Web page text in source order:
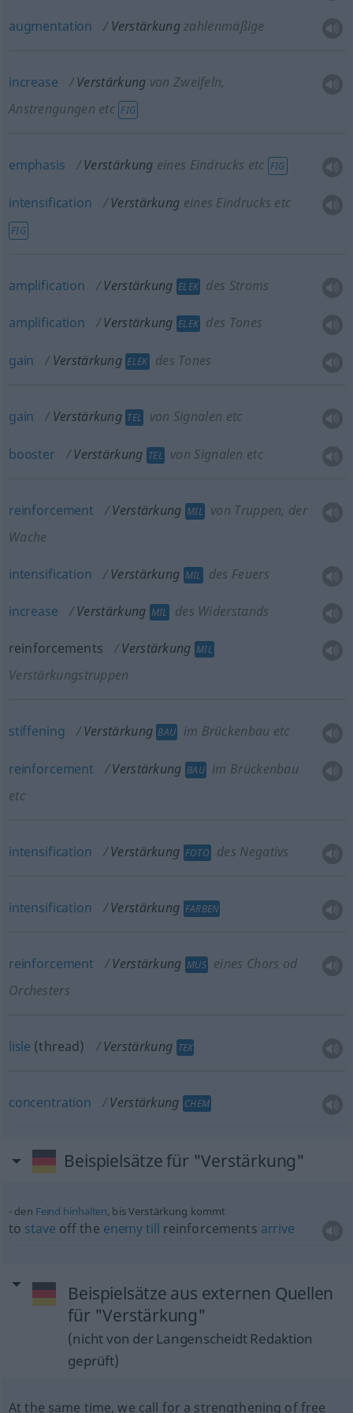
augmentation Verstärkungzahlenmäßige
increase Verstärkung von Zweifeln,
Anstrengungen etc FIG
emphasis Verstärkung eines Eindrucks etc FIG
intensification Verstärkung eines Eindrucks etc
FIG
amplification Verstärkung ELEK des Stroms
amplification Verstärkung ELEK des Tones
gain Verstärkung ELEK des Tones
gain Verstärkung TEL von Signalen etc
booster Verstärkung TEL von Signalen etc
reinforcement Verstärkung MIL
von Truppen, der
Wache
intensification Verstärkung MIL des Feuers
increase Verstärkung MIL des Widerstands
reinforcements Verstärkung MIL
Verstärkungstruppen
stiffening Verstärkung BAU im Brückenbau etc
reinforcement Verstärkung BAU im Brückenbau
etc
intensification Verstärkung FOTO des Negativs
intensification Verstärkung FARBEN
reinforcement Verstärkung MUS eines Chors od
Orchesters
lisle (thread) Verstärkung TEX
concentration Verstärkung CHEM
Beispielsätze für "Verstärkung"
den Feind hinhalten, bis Verstärkung kommt
to stave off the enemytill reinforcements arrive
Beispielsätze aus externen Quellen
für "Verstärkung"
(nicht von der Langenscheidt Redaktion
geprüft)
At the same time, we call for a strengthening of free